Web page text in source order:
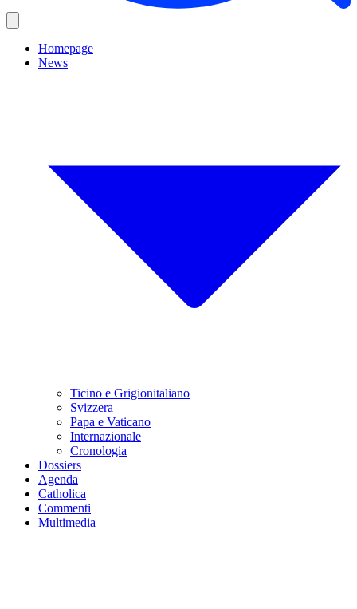
Homepage
News
Ticino e Grigionitaliano
Svizzera
Papa e Vaticano
Internazionale
Cronologia
Dossiers
Agenda
Catholica
Commenti
Multimedia